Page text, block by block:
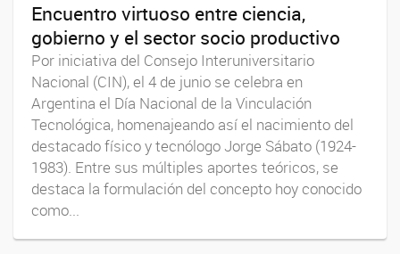
Encuentro virtuoso entre ciencia,
gobierno y el sector socio productivo
Por iniciativa del Consejo Interuniversitario
Nacional (CIN), el 4 de junio se celebra en
Argentina el Día Nacional de la Vinculación
Tecnológica, homenajeando así el nacimiento del
destacado físico y tecnólogo Jorge Sábato (1924-
1983). Entre sus múltiples aportes teóricos, se
destaca la formulación del concepto hoy conocido
como...